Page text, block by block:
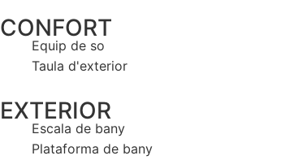
CONFORT
Equip de so
Taula d'exterior
EXTERIOR
Escala de bany
Plataforma de bany